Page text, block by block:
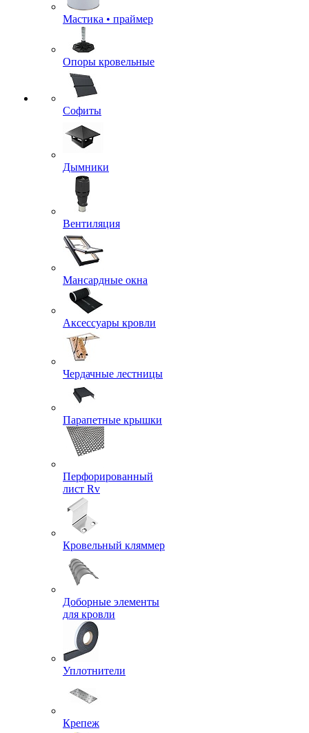
Мастика • праймер
Опоры кровельные
Софиты
Дымники
Вентиляция
Мансардные окна
Аксессуары кровли
Чердачные лестницы
Парапетные крышки
Перфорированный
лист Rv
Кровельный кляммер
Доборные элементы
для кровли
Уплотнители
Крепеж